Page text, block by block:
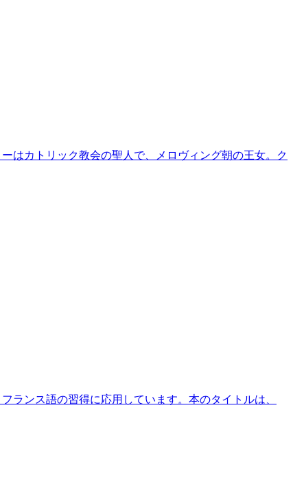
はカトリック教会の聖人で、メロヴィング朝の王女。ク
ランス語の習得に応用しています。本のタイトルは、